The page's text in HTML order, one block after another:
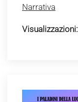
Narrativa
Visualizzazioni: